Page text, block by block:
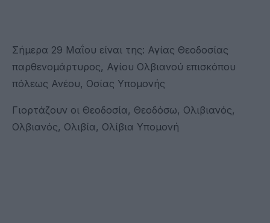
Σήμερα 29 Μαΐου είναι της: Αγίας Θεοδοσίας
παρθενομάρτυρος, Αγίου Ολβιανού επισκόπου
πόλεως Ανέου, Οσίας Υπομονής
Γιορτάζουν οι Θεοδοσία, Θεοδόσω, Ολιβιανός,
Ολβιανός, Ολιβία, Ολίβια Υπομονή